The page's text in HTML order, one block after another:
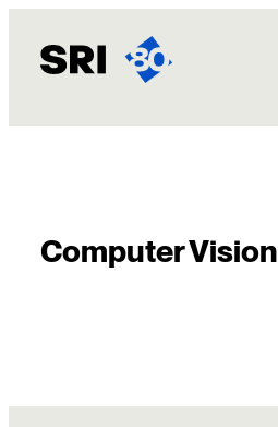
キ
Computer Vision